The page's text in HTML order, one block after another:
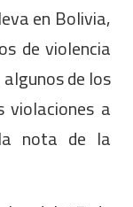
en Bolivia,
de violencia
de los
violaciones a
nota de la